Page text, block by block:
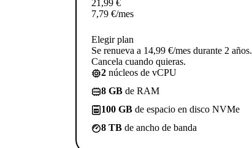
21,99 €
7,79 €/mes
Elegir plan
Se renueva a 14,99 €/mes durante 2 años.
Cancela cuando quieras.
2 núcleos de vCPU
8 GB de RAM
100 GB de espacio en disco NVMe
8 TB de ancho de banda